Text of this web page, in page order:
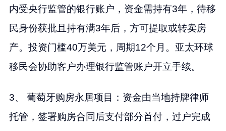
内受央行监管的银行账户，资金需持有3年，待移
民身份获批且持有满3年后，方可提取或转卖房
产。投资门槛40万美元，周期12个月。亚太环球
移民会协助客户办理银行监管账户开立手续。
3、 葡萄牙购房永居项目：资金由当地持牌律师
托管，签署购房合同后支付部分首付，过户完成